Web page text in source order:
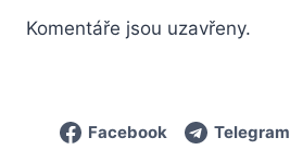
Komentáře jsou uzavřeny.
Facebook Telegram